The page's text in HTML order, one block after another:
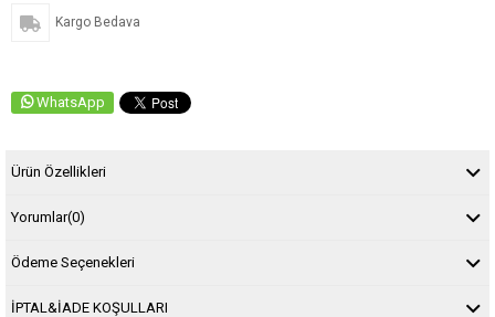
Kargo Bedava
WhatsApp
Ürün Özellikleri
Yorumlar(0)
Ödeme Seçenekleri
İPTAL&İADE KOŞULLARI